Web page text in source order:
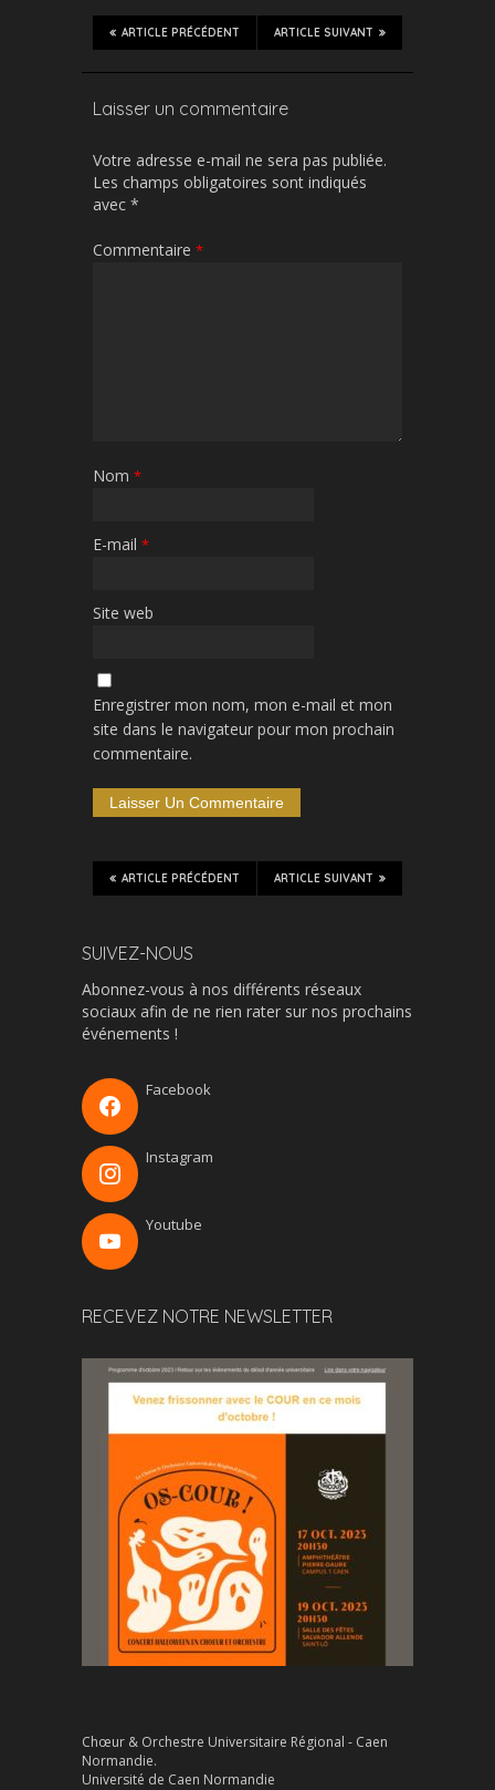
ARTICLE SUIVANT
ARTICLE PRÉCÉDENT
Laisser un commentaire
Votre adresse e-mail ne sera pas publiée.
Les champs obligatoires sont indiqués
avec *
Commentaire *
Nom *
E-mail *
Site web
Enregistrer mon nom, mon e-mail et mon
site dans le navigateur pour mon prochain
commentaire.
ARTICLE SUIVANT
ARTICLE PRÉCÉDENT
SUIVEZ-NOUS
Abonnez-vous à nos différents réseaux
sociaux afin de ne rien rater sur nos prochains
événements !
Facebook
Instagram
Youtube
RECEVEZ NOTRE NEWSLETTER
Chœur & Orchestre Universitaire Régional - Caen
Normandie.
Université de Caen Normandie